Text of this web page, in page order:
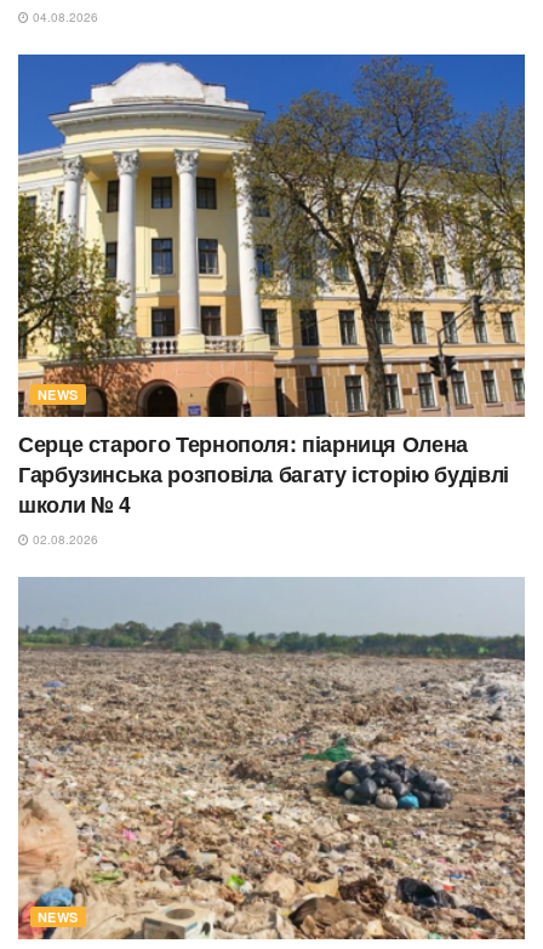
04.08.2026
NEWS
Серце старого Тернополя: піарниця Олена
Гарбузинська розповіла багату історію будівлі
школи № 4
02.08.2026
NEWS